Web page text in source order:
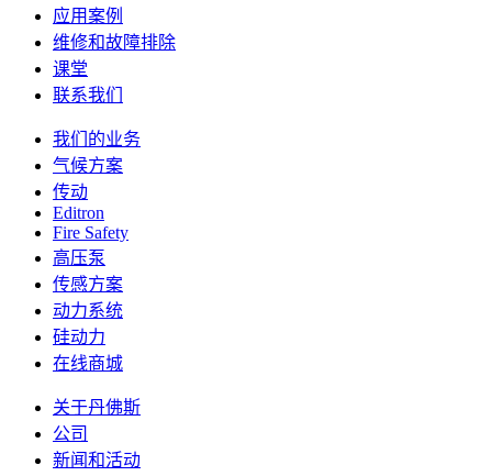
应用案例
维修和故障排除
课堂
联系我们
我们的业务
气候方案
传动
Editron
Fire Safety
高压泵
传感方案
动力系统
硅动力
在线商城
关于丹佛斯
公司
新闻和活动